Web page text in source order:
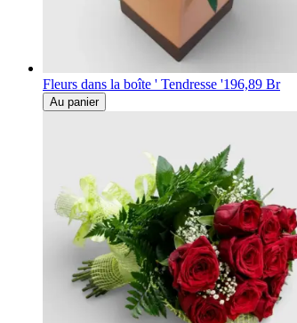
Fleurs dans la boîte ' Tendresse '196,89 Br
Au panier